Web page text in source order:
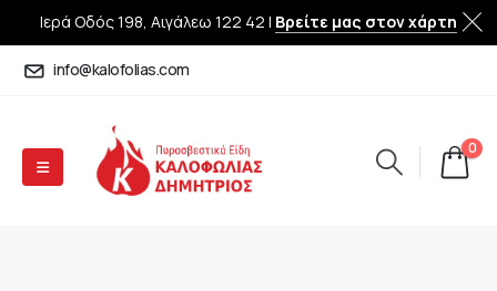
Ιερά Οδός 198, Αιγάλεω 122 42 | Βρείτε μας στον χάρτη
info@kalofolias.com
0